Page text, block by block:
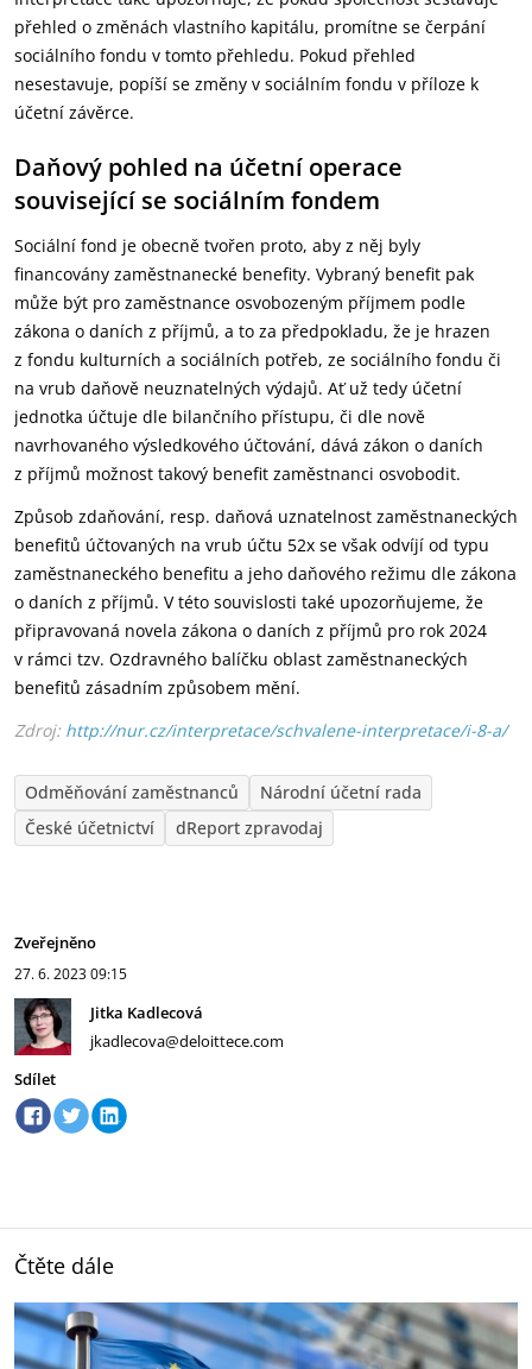
přehled o změnách vlastního kapitálu, promítne se čerpání
sociálního fondu v tomto přehledu. Pokud přehled
nesestavuje, popíší se změny v sociálním fondu v příloze k
účetní závěrce.
Daňový pohled na účetní operace
související se sociálním fondem
Sociální fond je obecně tvořen proto, aby z něj byly
financovány zaměstnanecké benefity. Vybraný benefit pak
může být pro zaměstnance osvobozeným příjmem podle
zákona o daních z příjmů, a to za předpokladu, že je hrazen
z fondu kulturních a sociálních potřeb, ze sociálního fondu či
na vrub daňově neuznatelných výdajů. Ať už tedy účetní
jednotka účtuje dle bilančního přístupu, či dle nově
navrhovaného výsledkového účtování, dává zákon o daních
z příjmů možnost takový benefit zaměstnanci osvobodit.
Způsob zdaňování, resp. daňová uznatelnost zaměstnaneckých
benefitů účtovaných na vrub účtu 52x se však odvíjí od typu
zaměstnaneckého benefitu a jeho daňového režimu dle zákona
o daních z příjmů. V této souvislosti také upozorňujeme, že
připravovaná novela zákona o daních z příjmů pro rok 2024
v rámci tzv. Ozdravného balíčku oblast zaměstnaneckých
benefitů zásadním způsobem mění.
Zdroj: http://nur.cz/interpretace/schvalene-interpretace/i-8-a/
Odměňování zaměstnanců
Národní účetní rada
České účetnictví
dReport zpravodaj
Zveřejněno
27. 6. 202309:15
Jitka Kadlecová
jkadlecova@deloittece.com
Sdílet
Čtěte dále